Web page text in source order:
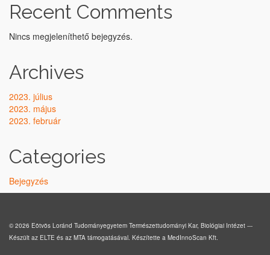
Recent Comments
Nincs megjeleníthető bejegyzés.
Archives
2023. július
2023. május
2023. február
Categories
Bejegyzés
© 2026 Eötvös Loránd Tudományegyetem Természettudományi Kar, Biológiai Intézet ---
Készült az ELTE és az MTA támogatásával. Készítette a MedInnoScan Kft.